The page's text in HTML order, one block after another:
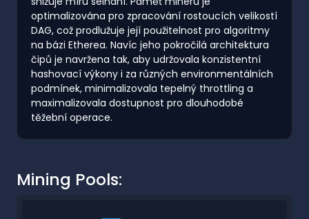
optimalizována pro zpracování rostoucích velikostí
DAG, což prodlužuje její použitelnost pro algoritmy
na bázi Etherea. Navíc jeho pokročilá architektura
čipů je navržena tak, aby udržovala konzistentní
hashovací výkony i za různých environmentálních
podmínek, minimalizovala tepelný throttling a
maximalizovala dostupnost pro dlouhodobé
těžební operace.
Mining Pools: